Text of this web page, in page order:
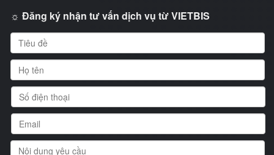
☼ Đăng ký nhận tư vấn dịch vụ từ VIETBIS